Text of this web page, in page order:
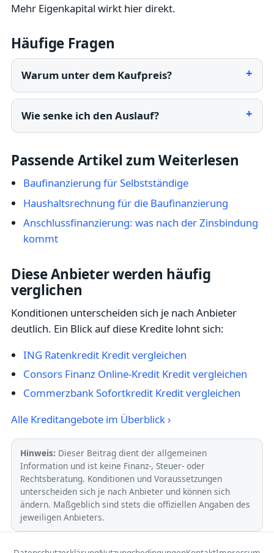
Mehr Eigenkapital wirkt hier direkt.
Häufige Fragen
Warum unter dem Kaufpreis?
Wie senke ich den Auslauf?
Passende Artikel zum Weiterlesen
Baufinanzierung für Selbstständige
Haushaltsrechnung für die Baufinanzierung
Anschlussfinanzierung: was nach der Zinsbindung
kommt
Diese Anbieter werden häufig
verglichen
Konditionen unterscheiden sich je nach Anbieter
deutlich. Ein Blick auf diese Kredite lohnt sich:
ING Ratenkredit Kredit vergleichen
Consors Finanz Online-Kredit Kredit vergleichen
Commerzbank Sofortkredit Kredit vergleichen
Alle Kreditangebote im Überblick ›
Hinweis: Dieser Beitrag dient der allgemeinen
Information und ist keine Finanz-, Steuer- oder
Rechtsberatung. Konditionen und Voraussetzungen
unterscheiden sich je nach Anbieter und können sich
ändern. Maßgeblich sind stets die offiziellen Angaben des
jeweiligen Anbieters.